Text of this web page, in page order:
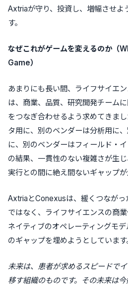
Axtriaが守り、投資し、増幅させよ
す。
なぜこれがゲームを変えるのか
Game）
あまりにも長い間、ライフサイエ
は、商業、品質、研究開発チーム
をつなぎ合わせるよう求めてきま
タ用に、別のベンダーは分析用に
に、別のベンダーはフィールド・
の結果、一貫性のない複雑さが生
実行との間に絶え間ないギャップが
AxtriaとConexusは、緩くつながっ
ではなく、ライフサイエンスの商
ネイティブのオペレーティングモ
のギャップを埋めようとしています
未来は、患者が求めるスピードで
移す組織のものです。その未来は今